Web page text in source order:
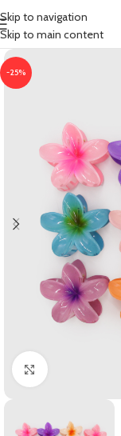
Skip to navigation
Skip to main content
-25%
Clic para ampliar